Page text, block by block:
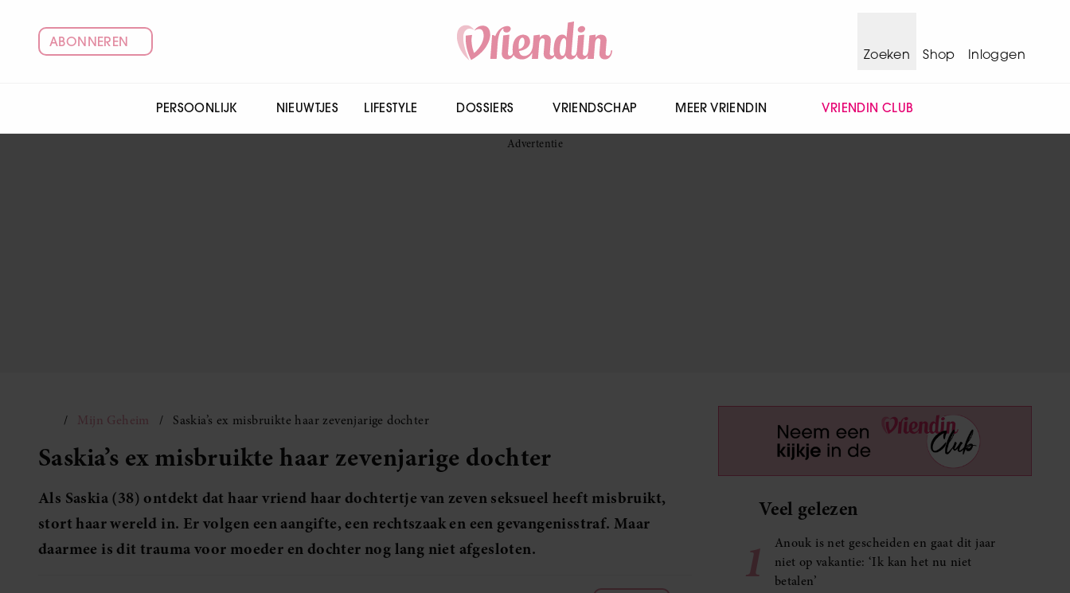
ABONNEREN
Zoeken
Shop Inloggen
PERSOONLIJK NIEUWTJES LIFESTYLE DOSSIERS VRIENDSCHAP MEER VRIENDIN VRIENDIN CLUB
Mijn Geheim Saskia’s ex misbruikte haar zevenjarige dochter
Saskia’s ex misbruikte haar zevenjarige dochter
Als Saskia (38) ontdekt dat haar vriend haar dochtertje van zeven seksueel heeft misbruikt,
stort haar wereld in. Er volgen een aangifte, een rechtszaak en een gevangenisstraf. Maar
daarmee is dit trauma voor moeder en dochter nog lang niet afgesloten.
Veel gelezen
1
Anouk is net gescheiden en gaat dit jaar
niet op vakantie: ‘Ik kan het nu niet
betalen’